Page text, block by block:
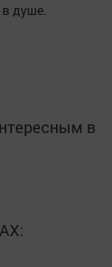
душе.
в